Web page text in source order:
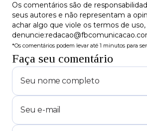
Os comentários são de
seus autores e não representam a
achar algo que viole os termos de uso,
*Os comentários podem levar até 1 minutos para
Faça seu comentário